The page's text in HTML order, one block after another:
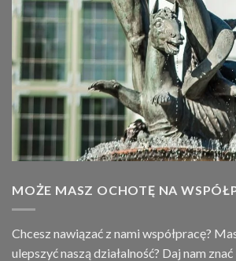
MOŻE MASZ OCHOTĘ NA
Chcesz nawiązać z nami współpracę?
ulepszyć naszą działalność? Daj nam znać